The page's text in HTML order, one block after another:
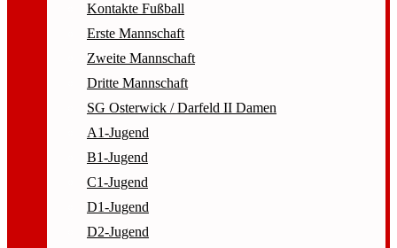
Kontakte Fußball
Erste Mannschaft
Zweite Mannschaft
Dritte Mannschaft
SG Osterwick / Darfeld II Damen
A1-Jugend
B1-Jugend
C1-Jugend
D1-Jugend
D2-Jugend